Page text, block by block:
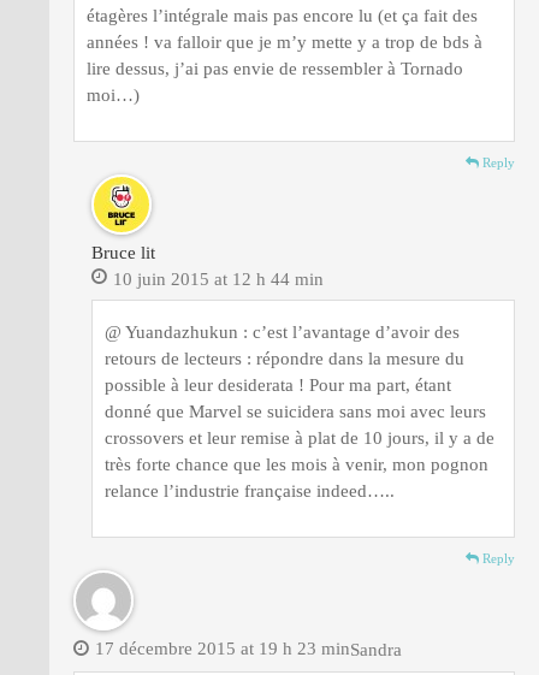
étagères l’intégrale mais pas encore lu (et ça fait des
années ! va falloir que je m’y mette y a trop de bds à
lire dessus, j’ai pas envie de ressembler à Tornado
moi…)
Reply
Bruce lit
10 juin 2015 at 12 h 44 min
@ Yuandazhukun : c’est l’avantage d’avoir des
retours de lecteurs : répondre dans la mesure du
possible à leur desiderata ! Pour ma part, étant
donné que Marvel se suicidera sans moi avec leurs
crossovers et leur remise à plat de 10 jours, il y a de
très forte chance que les mois à venir, mon pognon
relance l’industrie française indeed…..
Reply
Sandra
17 décembre 2015 at 19 h 23 min